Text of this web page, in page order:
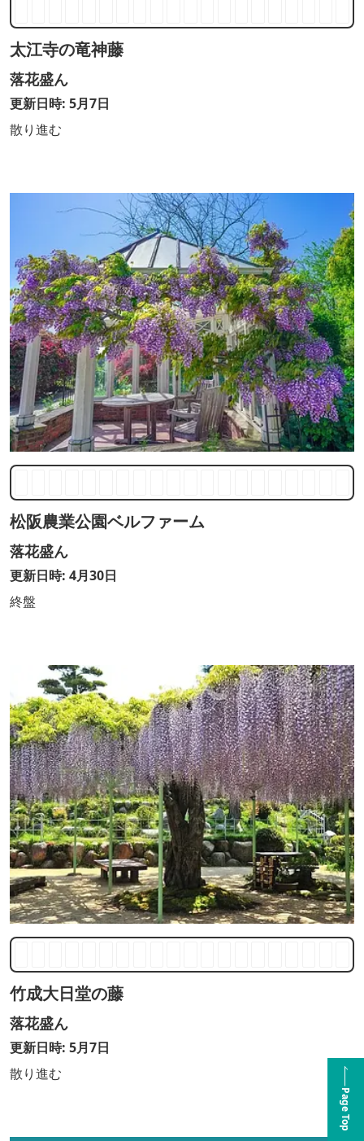
太江寺の竜神藤
落花盛ん
更新日時: 5月7日
散り進む
松阪農業公園ベルファーム
落花盛ん
更新日時: 4月30日
終盤
竹成大日堂の藤
落花盛ん
更新日時: 5月7日
散り進む
Page Top